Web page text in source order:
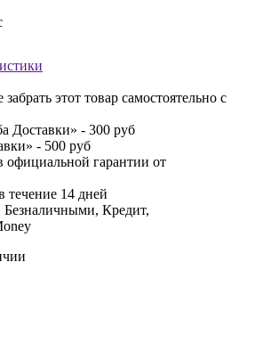
этот товар самостоятельно с
Доставки» - 300 руб
- 500 руб
официальной гарантии от
течение 14 дней
Кредит,